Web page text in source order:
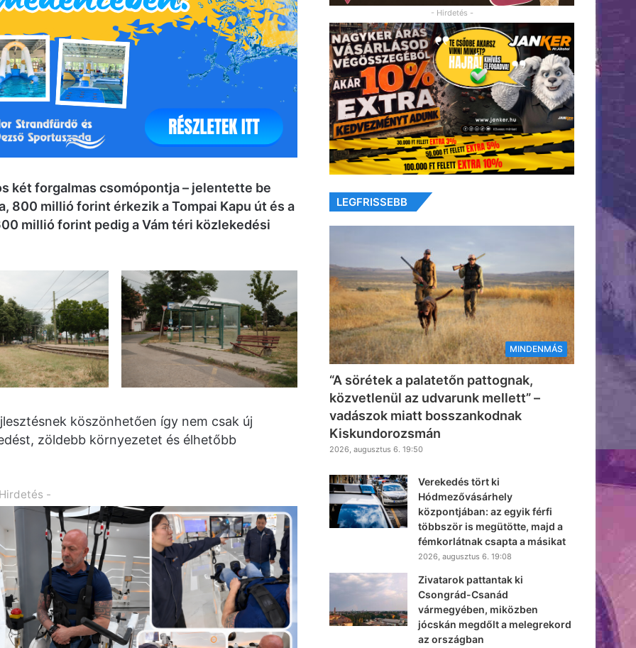
két forgalmas csomópontja – jelentette be
800 millió forint érkezik a Tompai Kapu út és a
millió forint pedig a Vám téri közlekedési
köszönhetően így nem csak új
zöldebb környezetet és élhetőbb
-
- Hirdetés -
LEGFRISSEBB
MINDENMÁS
“A sörétek a palatetőn pattognak,
közvetlenül az udvarunk mellett” –
vadászok miatt bosszankodnak
Kiskundorozsmán
2026, augusztus 6. 19:50
Verekedés tört ki
Hódmezővásárhely
központjában: az egyik férfi
többször is megütötte, majd a
fémkorlátnak csapta a másikat
2026, augusztus 6. 19:08
Zivatarok pattantak ki
Csongrád-Csanád
vármegyében, miközben
jócskán megdőlt a melegrekord
az országban